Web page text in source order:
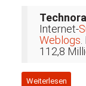
Internet-
Weblogs
112,8
Weiterlesen